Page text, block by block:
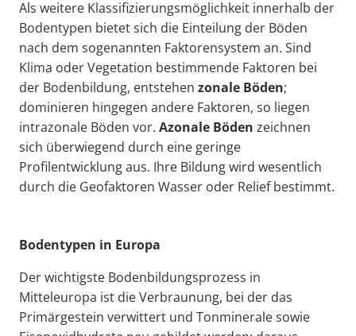
Als weitere Klassifizierungsmöglichkeit innerhalb der
Bodentypen bietet sich die Einteilung der Böden
nach dem sogenannten Faktorensystem an. Sind
Klima oder Vegetation bestimmende Faktoren bei
der Bodenbildung, entstehen zonale Böden;
dominieren hingegen andere Faktoren, so liegen
intrazonale Böden vor. Azonale Böden zeichnen
sich überwiegend durch eine geringe
Profilentwicklung aus. Ihre Bildung wird wesentlich
durch die Geofaktoren Wasser oder Relief bestimmt.
Bodentypen in Europa
Der wichtigste Bodenbildungsprozess in
Mitteleuropa ist die Verbraunung, bei der das
Primärgestein verwittert und Tonminerale sowie